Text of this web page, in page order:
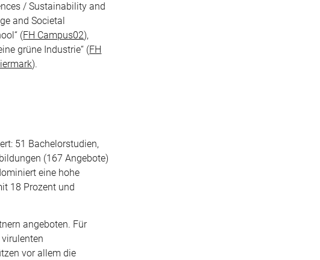
/ Sustainability and
and Societal
(FH Campus02),
grüne Industrie“ (FH
).
51 Bachelorstudien,
(167 Angebote)
eine hohe
18 Prozent und
angeboten. Für
vor allem die